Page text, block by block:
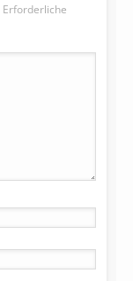
Erforderliche